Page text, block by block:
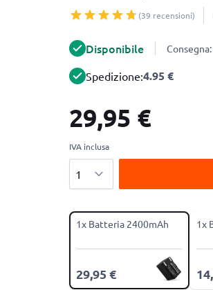
(39 recensioni)
Disponibile
Spedizione:4.95 €
29,95 €
IVA inclusa
1x Batteria 2400mAh
29,95 €
1x